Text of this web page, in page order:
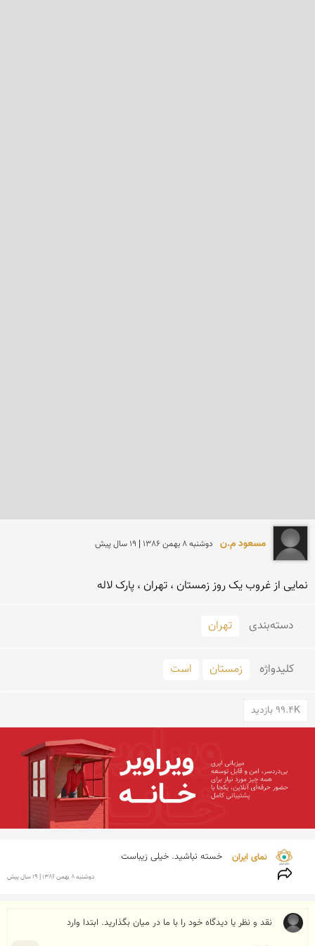
مسعود م.ن دوشنبه 8 بهمن 1386 | 19 سال پیش
نمایی از غروب یک روز زمستان ، تهران ، پارک لاله
دسته‌بندی تهران
کلید‌واژه زمستان است
99.4K بازدید
نمای ایران خسته نباشید. خیلی زیباست
دوشنبه 8 بهمن 1386 | 19 سال پیش